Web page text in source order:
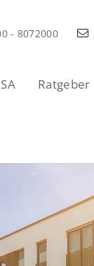
- 8072000
Ratgeber